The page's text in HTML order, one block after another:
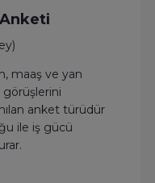
maaş ve yan
anket türüdür
ile iş gücü